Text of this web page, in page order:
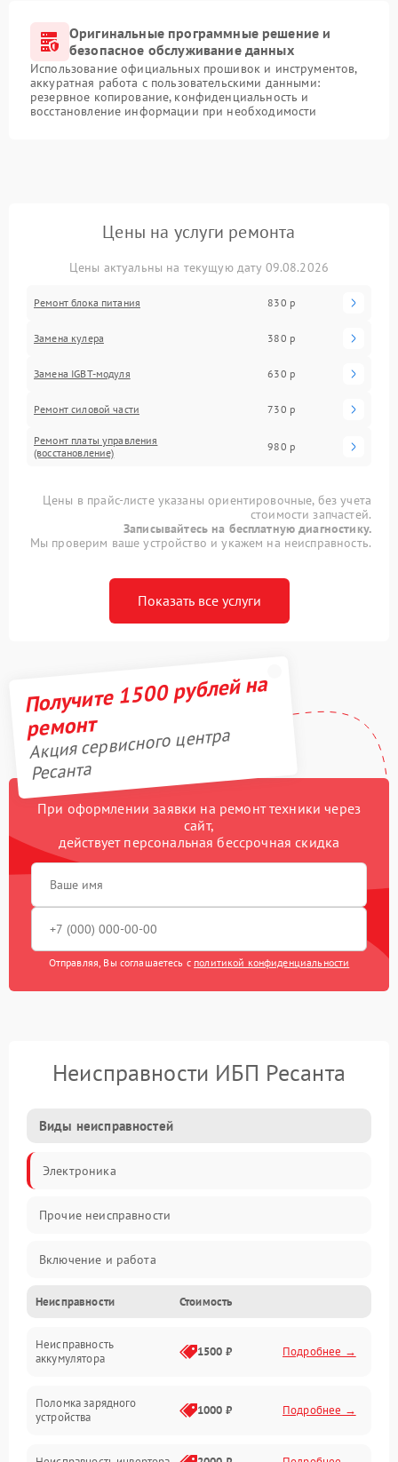
Оригинальные программные решение и
безопасное обслуживание данных
Использование официальных прошивок и инструментов,
аккуратная работа с пользовательскими данными:
резервное копирование, конфиденциальность и
восстановление информации при необходимости
Цены на услуги ремонта
Цены актуальны на текущую дату 09.08.2026
Ремонт блока питания 830 р
Замена кулера 380 р
Замена IGBT-модуля 630 р
Ремонт силовой части 730 р
Ремонт платы управления
(восстановление)
980 р
Цены в прайс-листе указаны ориентировочные, без учета
стоимости запчастей.
Записывайтесь на бесплатную диагностику.
Мы проверим ваше устройство и укажем на неисправность.
Показать все услуги
Получите 1500 рублей на
ремонт
Акция сервисного центра
Ресанта
При оформлении заявки на ремонт техники через
сайт,
действует персональная бессрочная скидка
Отправляя, Вы соглашаетесь с политикой конфиденциальности
Неисправности ИБП Ресанта
Виды неисправностей
Электроника
Прочие неисправности
Включение и работа
Работа с нагрузкой
Звук и индикация
Неисправности Стоимость
Неисправность
аккумулятора
1500 ₽ Подробнее →
Поломка зарядного
устройства
1000 ₽ Подробнее →